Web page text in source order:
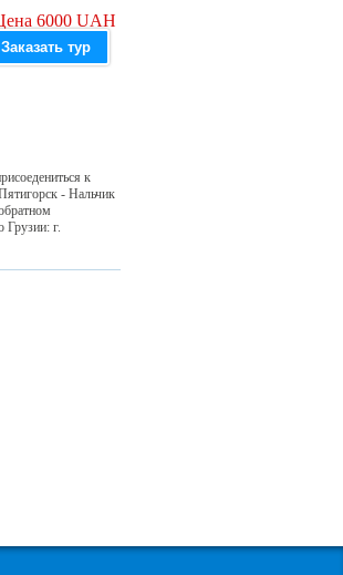
6000 UAH
Заказать тур
к
- Нальчик
г.